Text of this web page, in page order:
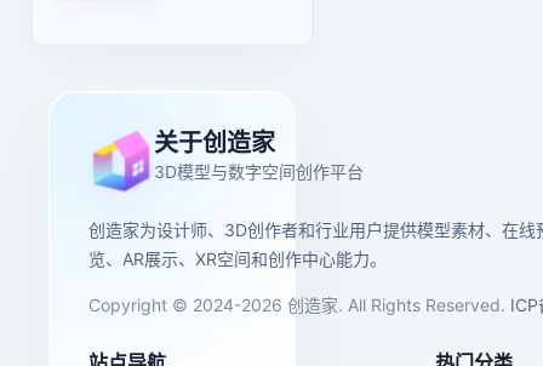
关于创造家
3D模型与数字空间创作平台
创造家为设计师、3D创作者和行业用户提供模型素材、在线
览、AR展示、XR空间和创作中心能力。
Copyright © 2024-2026 创造家. All Rights Reserved. ICP